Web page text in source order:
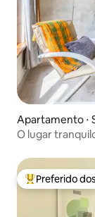
Apartamento ⋅
O lugar
Entre os
Preferido